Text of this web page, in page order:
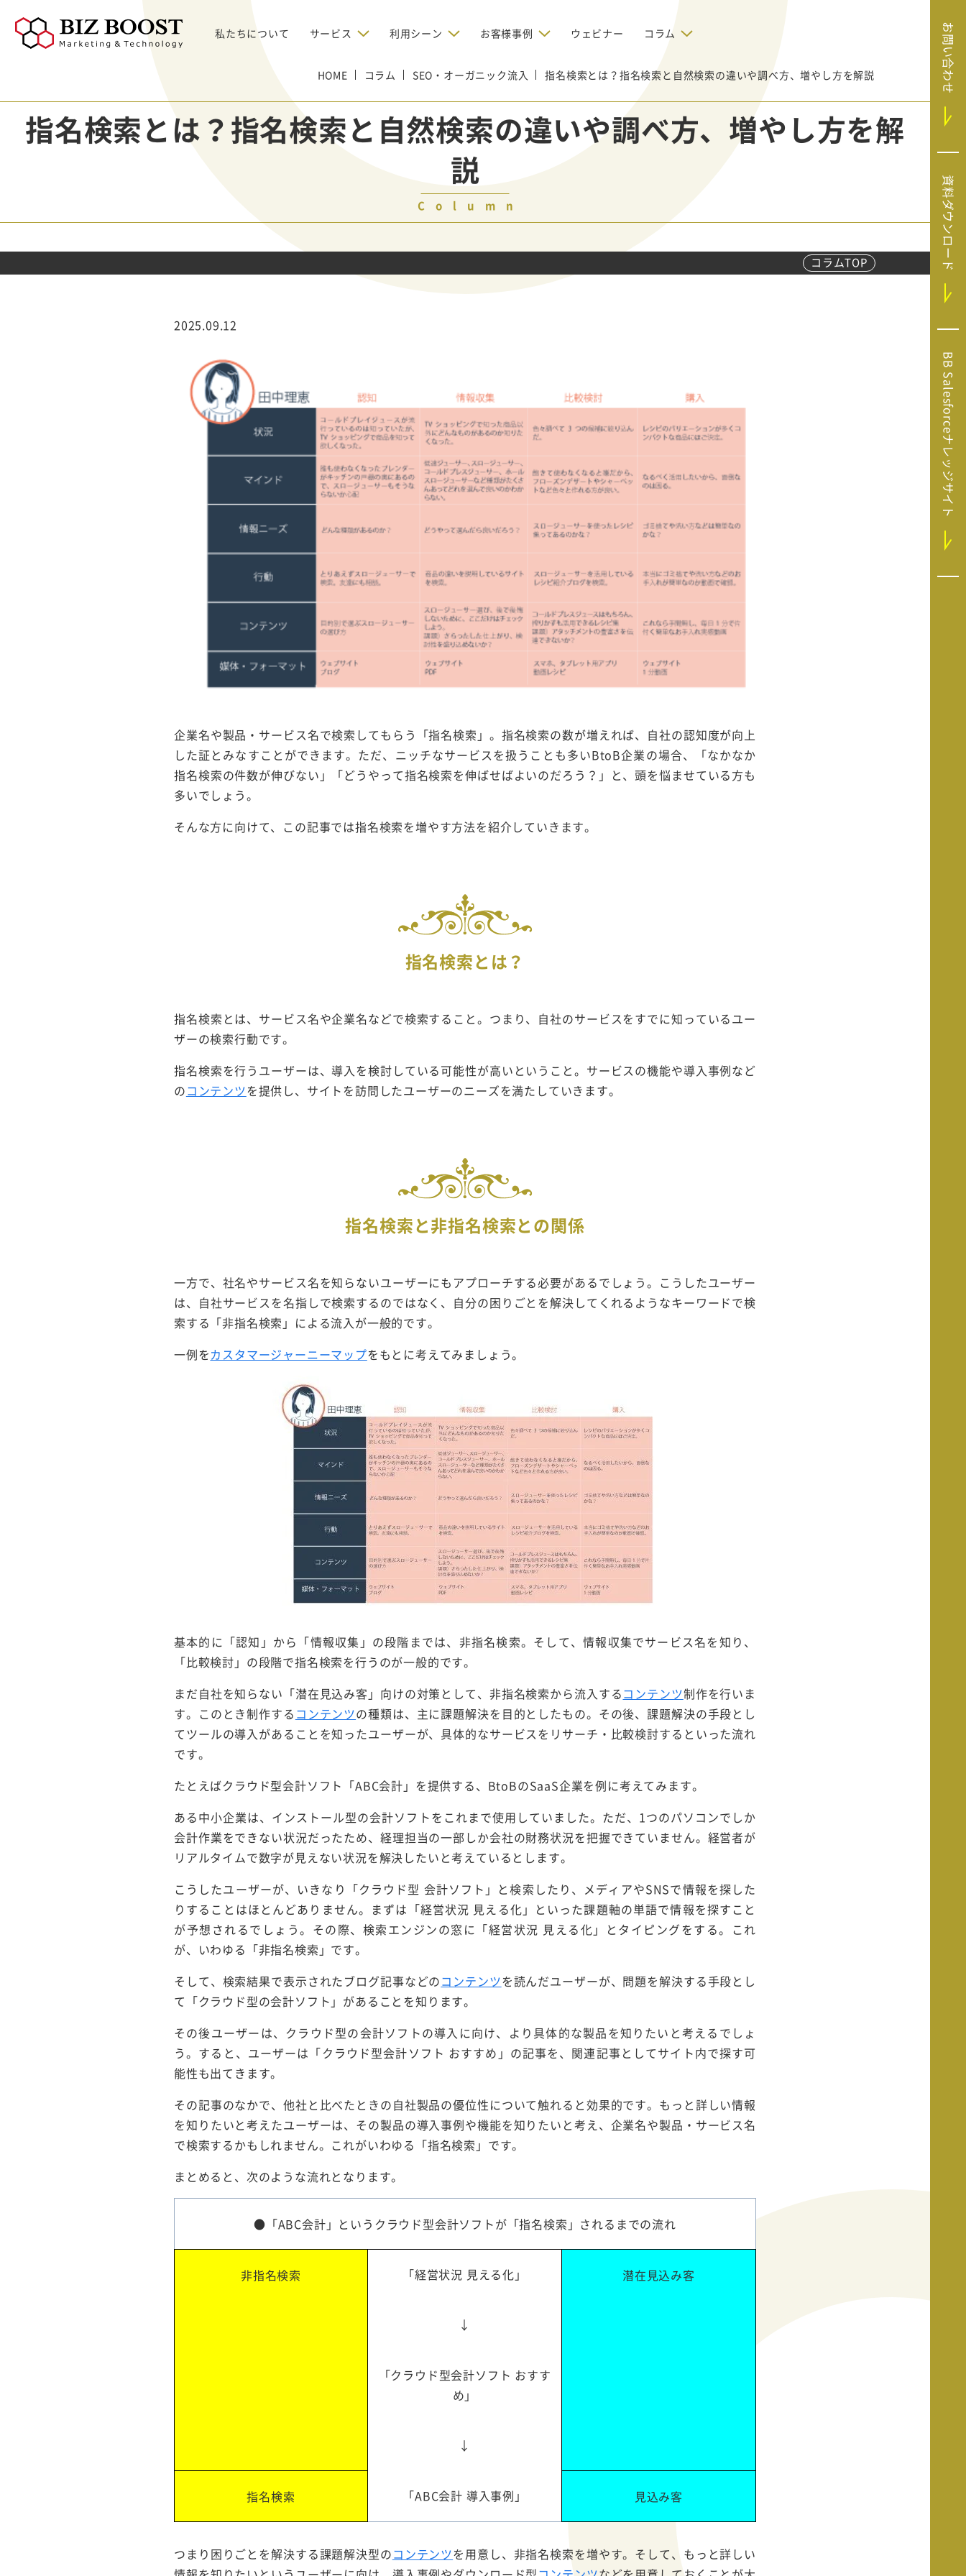
私たちについて サービス
コンサルティングサ
ービス
BtoBマーケティ
リード獲得
BtoB Webサイト
制作
メディアプロモー
行サービス
ティング
リード醸成
デジタルリクルーティング
OMリクルーティン
グ
デジタルテクノロジー
SaaS導入
BIZUTTO経費
MRC（マーケラ
ー）
ールスフォース）
HubSpot（ハブ
スポット）
ビス
システムエンジニア
リング
利用シーン
Webからの問い合わせを増やしたい
セミナー/ウェビナーの集客を増や
したい
BtoBのテレマーケティングで成果を
BtoBのリスティング広告で成果を上
BtoBのインターネット広告で狙った
新規開拓の営業力を強化したい
採用コストを削減したい（中小企業
お客様事例
ウェビナー支援
イベントマーケティング
座談会
トレーラーハウスの認知度向上と文
化形成を目指して効果的なメールマ
ガジン配信の仕組みをMAで構築
ルな事例に学ぶ
ウェビナー コラム
戦略・マネジメント
デジタル施策 & チャネル
組織・パートナー & 法務
営業 & セールスオペ
HOME コラム SEO・オーガニック流入 指名検索とは？指名検索と自然検索の違いや調べ方、増やし方を解説
指名検索とは？指名検索と自然検索の違いや調べ方、増やし方を解
説
Column
コラムTOP
2025.09.12
企業名や製品・サービス名で検索してもらう「指名検索」。指名検索の数が増えれば、自社の認知度が向上
した証とみなすことができます。ただ、ニッチなサービスを扱うことも多いBtoB企業の場合、「なかなか
指名検索の件数が伸びない」「どうやって指名検索を伸ばせばよいのだろう？」と、頭を悩ませている方も
多いでしょう。
そんな方に向けて、この記事では指名検索を増やす方法を紹介していきます。
指名検索とは？
指名検索とは、サービス名や企業名などで検索すること。つまり、自社のサービスをすでに知っているユー
ザーの検索行動です。
指名検索を行うユーザーは、導入を検討している可能性が高いということ。サービスの機能や導入事例など
のコンテンツを提供し、サイトを訪問したユーザーのニーズを満たしていきます。
指名検索と非指名検索との関係
一方で、社名やサービス名を知らないユーザーにもアプローチする必要があるでしょう。こうしたユーザー
は、自社サービスを名指しで検索するのではなく、自分の困りごとを解決してくれるようなキーワードで検
索する「非指名検索」による流入が一般的です。
一例をカスタマージャーニーマップをもとに考えてみましょう。
基本的に「認知」から「情報収集」の段階までは、非指名検索。そして、情報収集でサービス名を知り、
「比較検討」の段階で指名検索を行うのが一般的です。
まだ自社を知らない「潜在見込み客」向けの対策として、非指名検索から流入するコンテンツ制作を行いま
す。このとき制作する コンテンツの種類は、主に課題解決を目的としたもの。その後、課題解決の手段とし
てツールの導入があることを知ったユーザーが、具体的なサービスをリサーチ・比較検討するといった流れ
です。
たとえばクラウド型会計ソフト「ABC会計」を提供する、BtoBのSaaS企業を例に考えてみます。
ある中小企業は、インストール型の会計ソフトをこれまで使用していました。ただ、1つのパソコンでしか
会計作業をできない状況だったため、経理担当の一部しか会社の財務状況を把握できていません。経営者が
リアルタイムで数字が見えない状況を解決したいと考えているとします。
こうしたユーザーが、いきなり「クラウド型 会計ソフト」と検索したり、メディアやSNSで情報を探した
りすることはほとんどありません。まずは「経営状況 見える化」といった課題軸の単語で情報を探すこと
が予想されるでしょう。その際、検索エンジンの窓に「経営状況 見える化」とタイピングをする。これ
が、いわゆる「非指名検索」です。
そして、検索結果で表示されたブログ記事などのコンテンツを読んだユーザーが、問題を解決する手段とし
て「クラウド型の会計ソフト」があることを知ります。
その後ユーザーは、クラウド型の会計ソフトの導入に向け、より具体的な製品を知りたいと考えるでしょ
う。すると、ユーザーは「クラウド型会計ソフト おすすめ」の記事を、関連記事としてサイト内で探す可
能性も出てきます。
その記事のなかで、他社と比べたときの自社製品の優位性について触れると効果的です。もっと詳しい情報
を知りたいと考えたユーザーは、その製品の導入事例や機能を知りたいと考え、企業名や製品・サービス名
で検索するかもしれません。これがいわゆる「指名検索」です。
まとめると、次のような流れとなります。
●「ABC会計」というクラウド型会計ソフトが「指名検索」されるまでの流れ
非指名検索 「経営状況 見える化」 潜在見込み客
↓
「クラウド型会計ソフト おすす
め」
↓
指名検索 「ABC会計 導入事例」 見込み客
つまり困りごとを解決する課題解決型のコンテンツを用意し、非指名検索を増やす。そして、もっと詳しい
お問い合わせ
資料ダウンロード
BB Salesforceナレッジサイト